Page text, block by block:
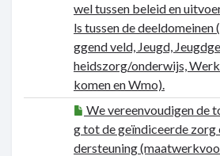
wel tussen beleid en
ls tussen de deeldomeinen
ggend veld, Jeugd,
heidszorg/onderwijs, Werk
komen en Wmo).
We vereenvoudigen de
g tot de geïndiceerde zorg
dersteuning